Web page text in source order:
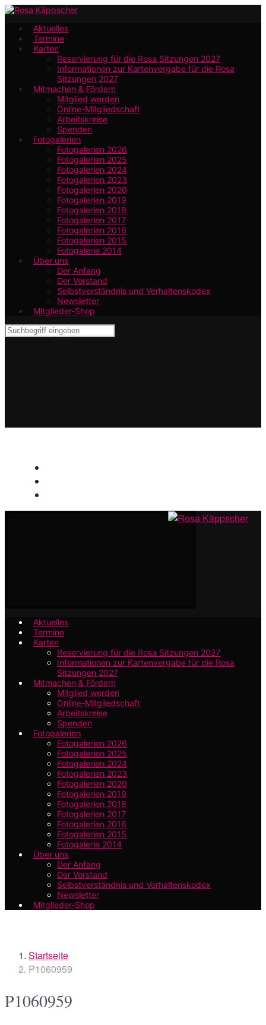
Zum
Hauptinhalt
springen
Aktuelles
Termine
Karten
Reservierung für die Rosa Sitzungen 2027
Informationen zur Kartenvergabe für die Rosa
Sitzungen 2027
Mitmachen & Fördern
Mitglied werden
Online-Mitgliedschaft
Arbeitskreise
Spenden
Fotogalerien
Fotogalerien 2026
Fotogalerien 2025
Fotogalerien 2024
Fotogalerien 2023
Fotogalerien 2020
Fotogalerien 2019
Fotogalerien 2018
Fotogalerien 2017
Fotogalerien 2016
Fotogalerien 2015
Fotogalerie 2014
Über uns
Der Anfang
Der Vorstand
Selbstverständnis und Verhaltenskodex
Newsletter
Mitglieder-Shop
Aktuelles
Termine
Karten
Reservierung für die Rosa Sitzungen 2027
Informationen zur Kartenvergabe für die Rosa
Sitzungen 2027
Mitmachen & Fördern
Mitglied werden
Online-Mitgliedschaft
Arbeitskreise
Spenden
Fotogalerien
Fotogalerien 2026
Fotogalerien 2025
Fotogalerien 2024
Fotogalerien 2023
Fotogalerien 2020
Fotogalerien 2019
Fotogalerien 2018
Fotogalerien 2017
Fotogalerien 2016
Fotogalerien 2015
Fotogalerie 2014
Über uns
Der Anfang
Der Vorstand
Selbstverständnis und Verhaltenskodex
Newsletter
Mitglieder-Shop
Startseite
P1060959
P1060959